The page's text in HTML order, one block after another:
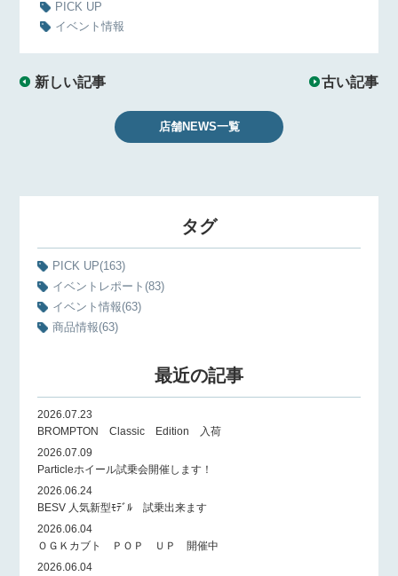
PICK UP
イベント情報
新しい記事 古い記事
店舗NEWS一覧
タグ
PICK UP(163)
イベントレポート(83)
イベント情報(63)
商品情報(63)
最近の記事
2026.07.23
BROMPTON Classic Edition 入荷
2026.07.09
Particleホイール試乗会開催します！
2026.06.24
BESV 人気新型ﾓﾃﾞﾙ 試乗出来ます
2026.06.04
ＯＧＫカブト ＰＯＰ ＵＰ 開催中
2026.06.04